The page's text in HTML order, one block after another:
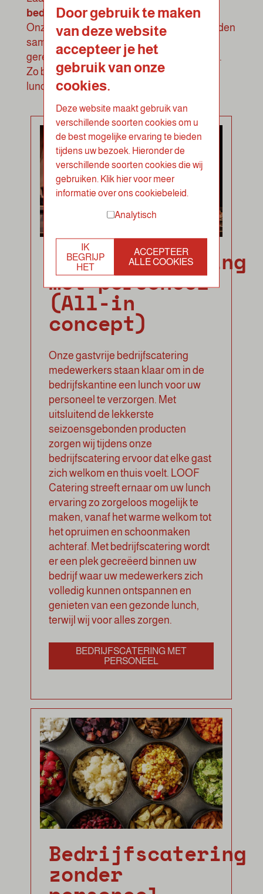
bedrijfscatering van LOOF!
Onze basislunch kan naar eigen wens worden
samengesteld en uitgebreid met warme
gerechten, verse soepen en nog veel meer.
Zo bepaal je zelf de hoogte van het
lunchbedrag per persoon.
Bedrijfscatering
met personeel
(All-in
concept)
Onze gastvrije bedrijfscatering
medewerkers staan klaar om in de
bedrijfskantine een lunch voor uw
personeel te verzorgen. Met
uitsluitend de lekkerste
seizoensgebonden producten
zorgen wij tijdens onze
bedrijfscatering ervoor dat elke gast
zich welkom en thuis voelt. LOOF
Catering streeft ernaar om uw lunch
ervaring zo zorgeloos mogelijk te
maken, vanaf het warme welkom tot
het opruimen en schoonmaken
achteraf. Met bedrijfscatering wordt
er een plek gecreëerd binnen uw
bedrijf waar uw medewerkers zich
volledig kunnen ontspannen en
genieten van een gezonde lunch,
terwijl wij voor alles zorgen.
BEDRIJFSCATERING MET
PERSONEEL
Bedrijfscatering
zonder
Door gebruik te maken
van deze website
accepteer je het
gebruik van onze
cookies.
Deze website maakt gebruik van
verschillende soorten cookies om u
de best mogelijke ervaring te bieden
tijdens uw bezoek. Hieronder de
verschillende soorten cookies die wij
gebruiken. Klik hier voor meer
informatie over ons cookiebeleid.
Analytisch
IK
BEGRIJP
HET
ACCEPTEER
ALLE COOKIES